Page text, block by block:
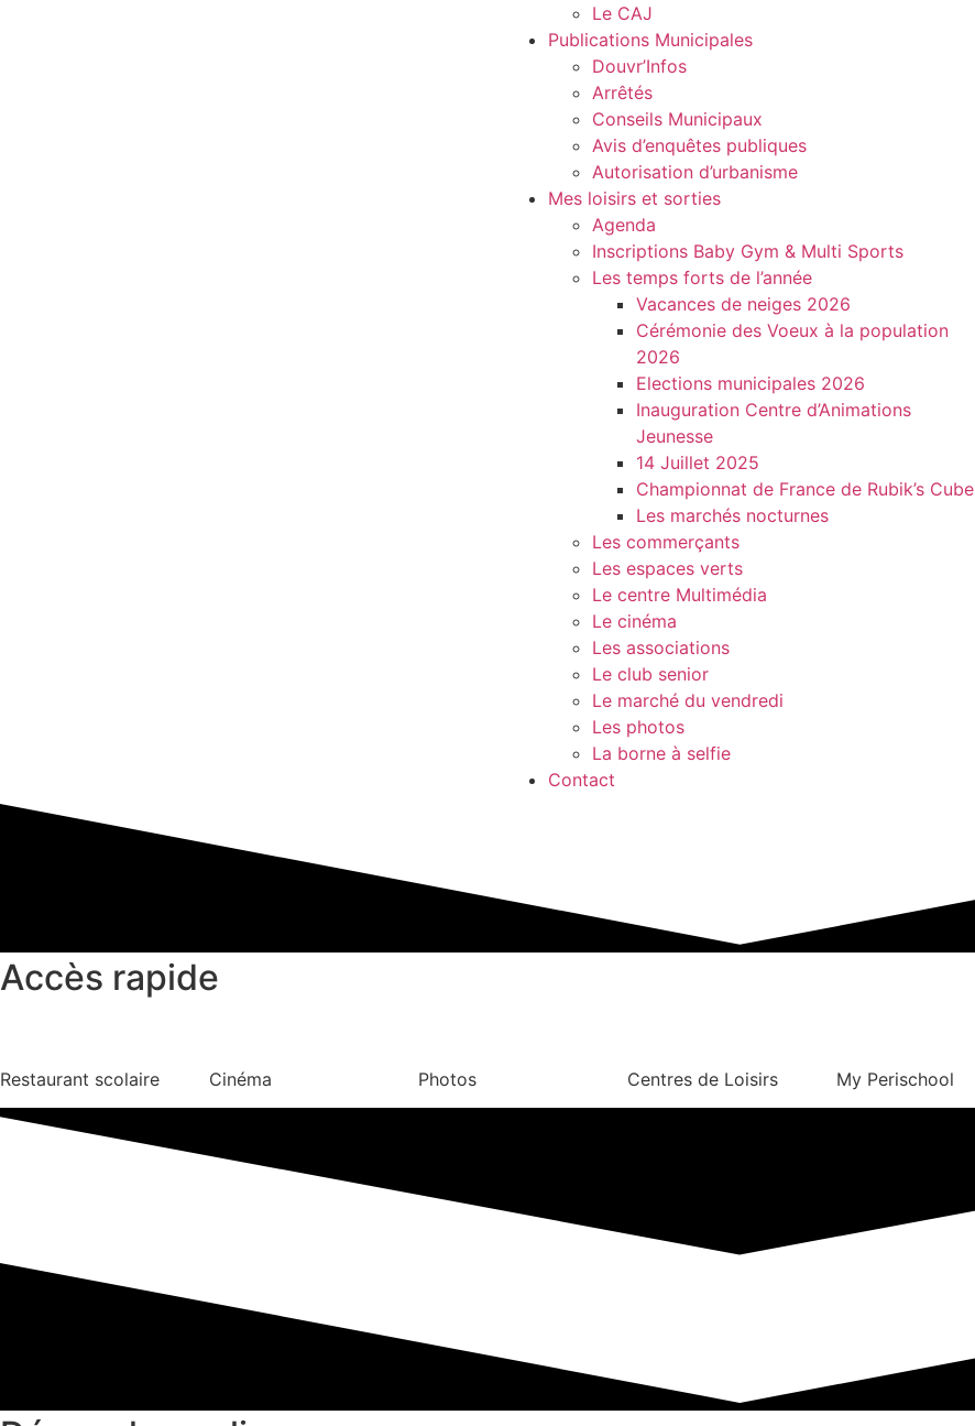
Le CAJ
Publications Municipales
Douvr’Infos
Arrêtés
Conseils Municipaux
Avis d’enquêtes publiques
Autorisation d’urbanisme
Mes loisirs et sorties
Agenda
Inscriptions Baby Gym & Multi Sports
Les temps forts de l’année
Vacances de neiges 2026
Cérémonie des Voeux à la population
2026
Elections municipales 2026
Inauguration Centre d’Animations
Jeunesse
14 Juillet 2025
Championnat de France de Rubik’s Cube
Les marchés nocturnes
Les commerçants
Les espaces verts
Le centre Multimédia
Le cinéma
Les associations
Le club senior
Le marché du vendredi
Les photos
La borne à selfie
Contact
Accès rapide
Restaurant scolaire Cinéma Photos Centres de Loisirs My Perischool